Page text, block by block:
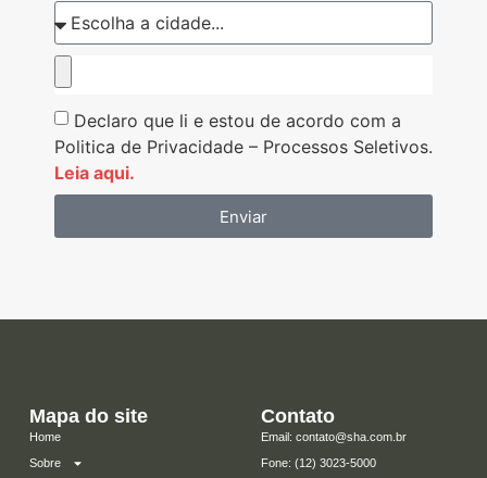
Declaro que li e estou de acordo com a
Politica de Privacidade – Processos Seletivos.
Leia aqui.
Enviar
Mapa do site
Home
Sobre
Contato
Email: contato@sha.com.br
​Fone: (12) 3023-5000